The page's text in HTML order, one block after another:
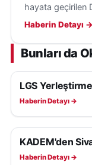
hayata geçirilen
dürüstlük ve
Haberin Detayı →
Bunları da
EĞITIM
LGS Yerleştirme
Haberin Detayı →
EĞITIM
KADEM'den
Haberin Detayı →